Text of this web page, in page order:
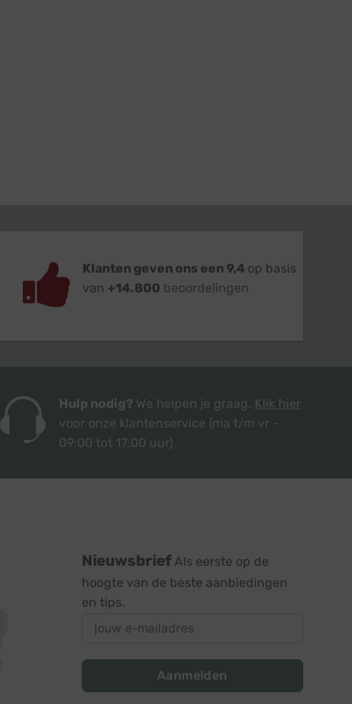
Klanten geven ons een 9,4 op basis
van +14.800 beoordelingen
Hulp nodig? We helpen je graag. Klik hier
voor onze klantenservice (ma t/m vr -
09:00 tot 17:00 uur)
Nieuwsbrief Als eerste op de
hoogte van de beste aanbiedingen
en tips.
Aanmelden